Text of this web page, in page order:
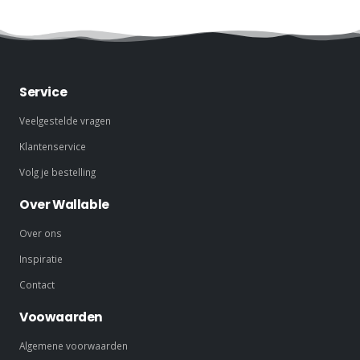
Service
Veelgestelde vragen
Klantenservice
Volg je bestelling
Over Wallable
Over ons
Inspiratie
Contact
Voowaarden
Algemene voorwaarden